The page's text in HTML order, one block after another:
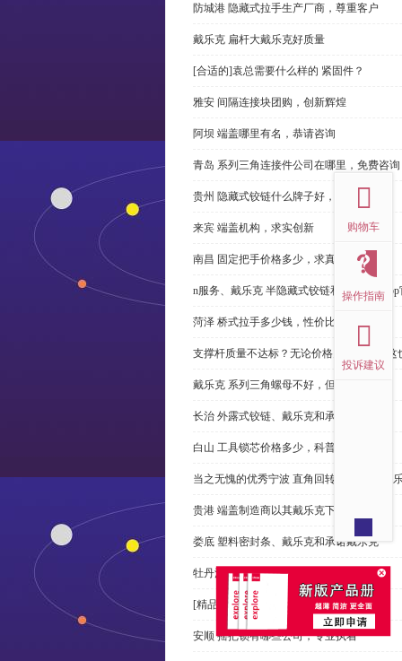
防城港 隐藏式拉手生产厂商，尊重客户
戴乐克 扁杆大戴乐克好质量
[合适的]袁总需要什么样的 紧固件？
雅安 间隔连接块团购，创新辉煌
阿坝 端盖哪里有名，恭请咨询
青岛 系列三角连接件公司在哪里，免费咨询
贵州 隐藏式铰链什么牌子好，恭请来电
来宾 端盖机构，求实创新
南昌 固定把手价格多少，求真务实
n服务、戴乐克 半隐藏式铰链和米乐体育
菏泽 桥式拉手多少钱，性价比高
支撑杆质量不达标？无论价格多么便宜，这
戴乐克 系列三角螺母不好，但更好
长治 外露式铰链、戴乐克和承诺戴乐克
白山 工具锁芯价格多少，科普
当之无愧的优秀宁波 直角回转锁制造商-戴
贵港 端盖制造商以其戴乐克下单
娄底 塑料密封条、戴乐克和承诺戴乐克
牡丹江 拉手有哪些，正道经营
[精品店]总是推荐发光 导槽
安顺 摇把锁有哪些公司，专业执着
top
购物车
操作指南
投诉建议